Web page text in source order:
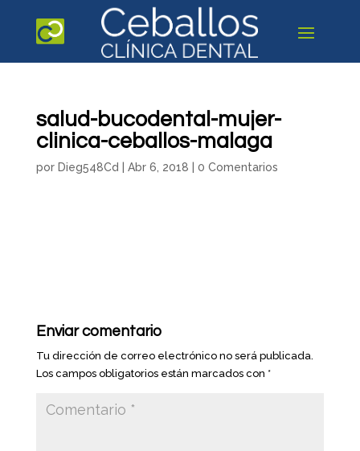
salud-bucodental-mujer-
clinica-ceballos-malaga
por Dieg548Cd Abr 6, 2018 0 Comentarios
Enviar comentario
Tu dirección de correo electrónico no será publicada.
Los campos obligatorios están marcados con *